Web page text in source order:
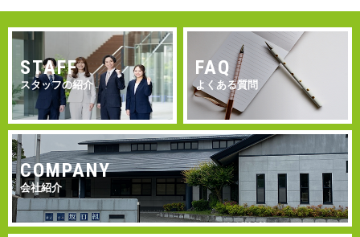
STAFF
スタッフの紹介
FAQ
よくある質問
COMPANY
会社紹介